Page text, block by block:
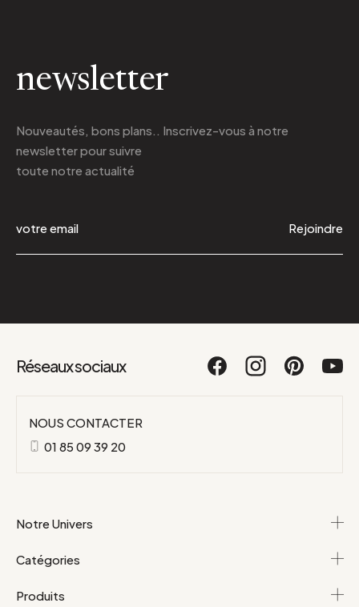
newsletter
Nouveautés, bons plans.. Inscrivez-vous à notre
newsletterpour suivre
toute notre actualité
Rejoindre
Réseaux sociaux
NOUS CONTACTER
01 85 09 39 20
Notre Univers
Catégories
Produits